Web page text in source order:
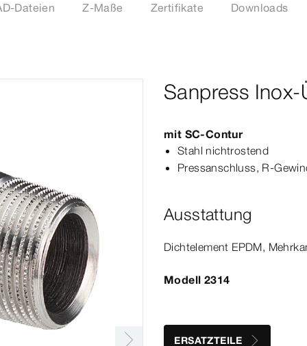
Dateien Z-Maße Zertifikate Downloads
Sanpress
mit SC‑Contur
Stahl nichtrostend
Press­anschluss, R-​
Ausstattung
Dicht­element EPDM,
Modell 2314
ERSATZTEILE